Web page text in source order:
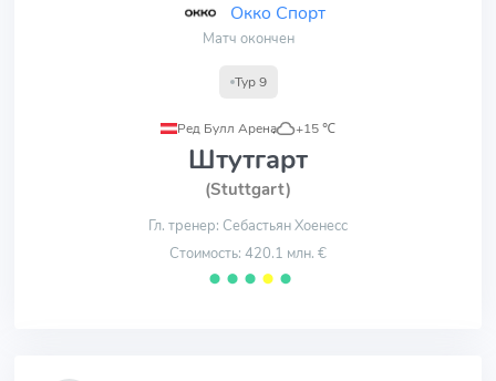
Окко Спорт
Матч окончен
Тур 9
Ред Булл Арена
, +15 ℃
Штутгарт
(Stuttgart)
Гл. тренер: Себастьян Хоенесс
Стоимость: 420.1 млн. €
⬤ ⬤ ⬤ ⬤ ⬤